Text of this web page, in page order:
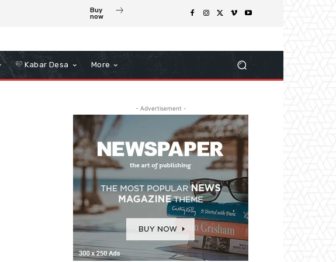
Buy
now
Kabar Desa More
- Advertisement -